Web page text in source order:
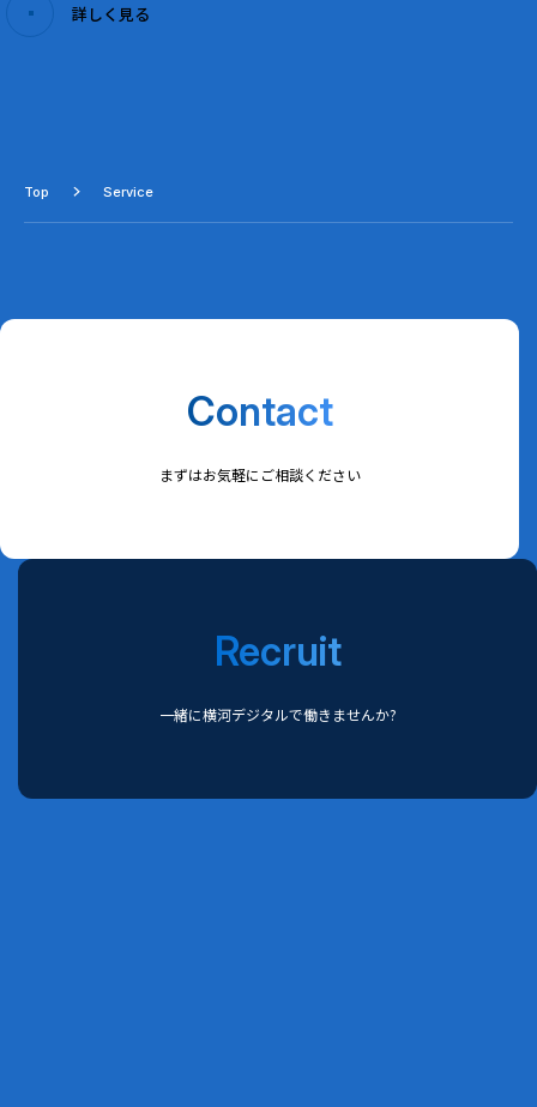
詳しく見る
Top Service
Contact
まずはお気軽にご相談ください
Recruit
一緒に横河デジタルで働きませんか?